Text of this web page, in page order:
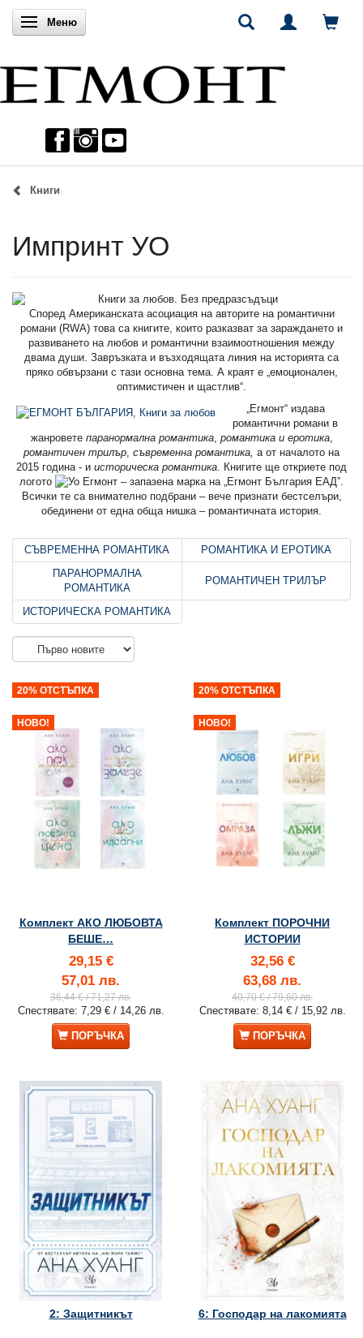
Включи навигацията
Меню
Книги
Импринт УО
Според Американската асоциация на авторите на романтични
романи (RWA) това са книгите, които разказват за зараждането и
развиването на любов и романтични взаимоотношения между
двама души. Завръзката и възходящата линия на историята са
пряко обвързани с тази основна тема. А краят е „емоционален,
оптимистичен и щастлив“.
„Егмонт“ издава
романтични романи в
жанровете паранормална романтика, романтика и еротика,
романтичен трилър съвременна романтика, а от началото на
2015 година - и историческа романтика . Книгите ще откриете под
логото
– запазена марка на „Егмонт България ЕАД”.
Всички те са внимателно подбрани – вече признати бестселъри,
обединени от една обща нишка – романтичната история.
СЪВРЕМЕННА РОМАНТИКА
РОМАНТИКА И ЕРОТИКА
ПАРАНОРМАЛНА
РОМАНТИКА
РОМАНТИЧЕН ТРИЛЪР
ИСТОРИЧЕСКА РОМАНТИКА
20% ОТСТЪПКА
НОВО!
Комплект АКО ЛЮБОВТА
БЕШЕ…
29,15 €
57,01 лв.
36,44 €/ 71,27 лв.
Спестявате: 7,29 € / 14,26 лв.
ПОРЪЧКА
20% ОТСТЪПКА
НОВО!
Комплект ПОРОЧНИ
ИСТОРИИ
32,56 €
63,68 лв.
40,70 €/ 79,60 лв.
Спестявате: 8,14 € / 15,92 лв.
ПОРЪЧКА
2: Защитникът 6: Господар на лакомията